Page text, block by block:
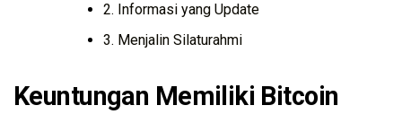
2. Informasi yang Update
3. Menjalin Silaturahmi
Keuntungan Memiliki Bitcoin